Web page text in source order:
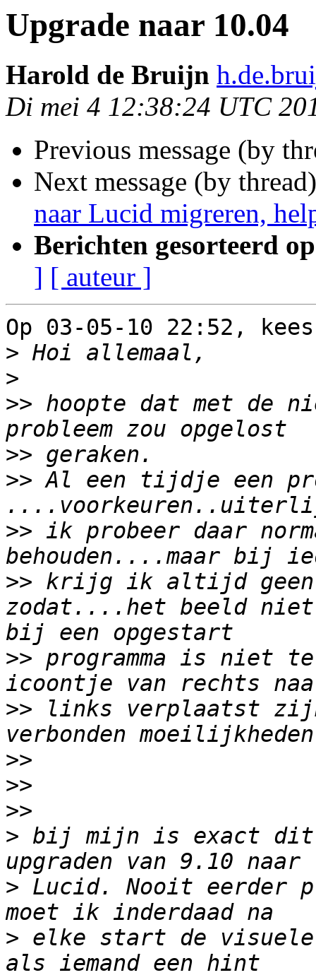
Upgrade naar 10.04
Harold de Bruijn
Di mei 4 12:38:24 UTC
Previous message (by
Next message (by
naar Lucid migreren,
Berichten gesorteerd
] [ auteur ]
Op 03-05-10 22:52,
>
>
>> hoopte dat met de
>>
>> Al een tijdje een
>> ik probeer daar
>> krijg ik altijd geen
zodat....het beeld
>> programma is niet
>> links verplaatst
>>
>>
>>
> bij mijn is exact dit
> Lucid. Nooit eerder
> elke start de visuele